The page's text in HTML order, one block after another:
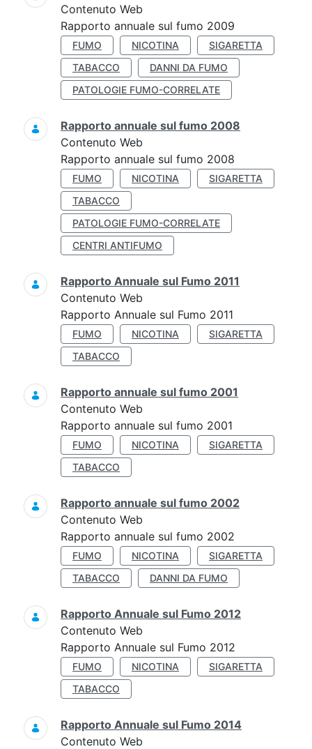
Contenuto Web
Rapporto annuale sul fumo 2009
FUMO NICOTINA
SIGARETTA
TABACCO
DANNI DA FUMO
PATOLOGIE FUMO-CORRELATE
Rapporto annuale sul fumo 2008
Contenuto Web
Rapporto annuale sul fumo 2008
FUMO NICOTINA
SIGARETTA
TABACCO
PATOLOGIE FUMO-CORRELATE
CENTRI ANTIFUMO
Rapporto Annuale sul Fumo 2011
Contenuto Web
Rapporto Annuale sul Fumo 2011
FUMO NICOTINA
SIGARETTA
TABACCO
Rapporto annuale sul fumo 2001
Contenuto Web
Rapporto annuale sul fumo 2001
FUMO NICOTINA
SIGARETTA
TABACCO
Rapporto annuale sul fumo 2002
Contenuto Web
Rapporto annuale sul fumo 2002
FUMO NICOTINA
SIGARETTA
TABACCO
DANNI DA FUMO
Rapporto Annuale sul Fumo 2012
Contenuto Web
Rapporto Annuale sul Fumo 2012
FUMO NICOTINA
SIGARETTA
TABACCO
Rapporto Annuale sul Fumo 2014
Contenuto Web